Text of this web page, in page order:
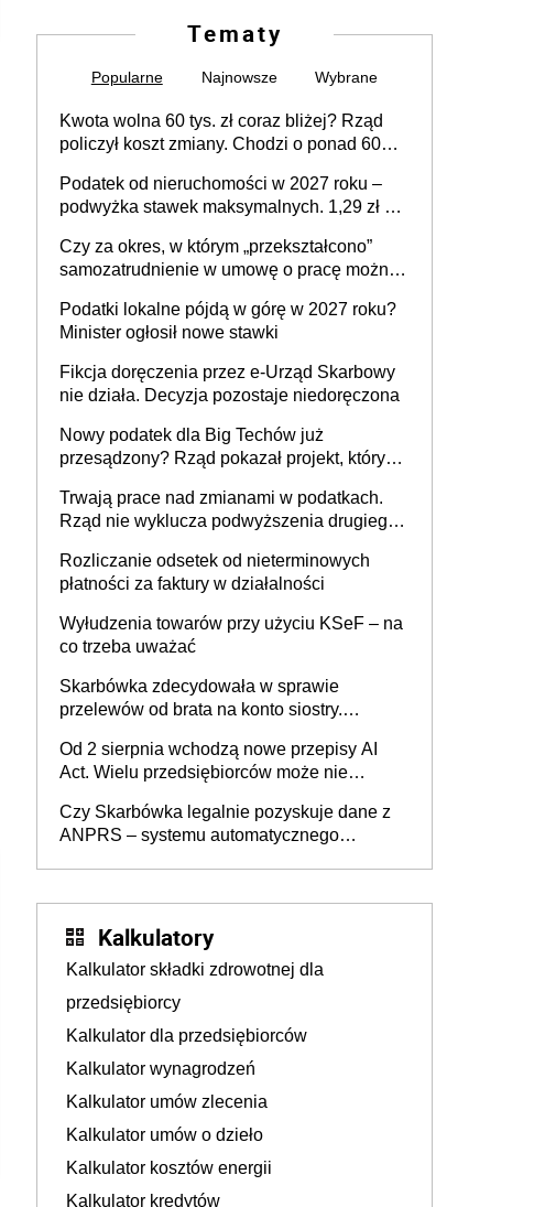
Tematy
Popularne Najnowsze Wybrane
Kwota wolna 60 tys. zł coraz bliżej? Rząd
policzył koszt zmiany. Chodzi o ponad 60
Podatek od nieruchomości w 2027 roku –
podwyżka stawek maksymalnych. 1,29 zł za
budynków i lokali związanych z
prowadzeniem działalności gospodarczej
Czy za okres, w którym „przekształcono”
samozatrudnienie w umowę o pracę można
umowy cywilnoprawnej jedynym
racjonalnym wyjściem
Podatki lokalne pójdą w górę w 2027 roku?
Minister ogłosił nowe stawki
Fikcja doręczenia przez e-Urząd Skarbowy
nie działa. Decyzja pozostaje niedoręczona
Nowy podatek dla Big Techów już
przesądzony? Rząd pokazał projekt, który
Trwają prace nad zmianami w podatkach.
Rząd nie wyklucza podwyższenia drugiego
Rozliczanie odsetek od nieterminowych
płatności za faktury w działalności
Wyłudzenia towarów przy użyciu KSeF – na
co trzeba uważać
Skarbówka zdecydowała w sprawie
przelewów od brata na konto siostry.
darowizna, ale podatku jednak nie będzie
Od 2 sierpnia wchodzą nowe przepisy AI
Act. Wielu przedsiębiorców może nie
Czy Skarbówka legalnie pozyskuje dane z
ANPRS – systemu automatycznego
Kalkulatory
Kalkulator składki zdrowotnej dla
przedsiębiorcy
Kalkulator dla przedsiębiorców
Kalkulator wynagrodzeń
Kalkulator umów zlecenia
Kalkulator umów o dzieło
Kalkulator kosztów energii
Kalkulator kredytów